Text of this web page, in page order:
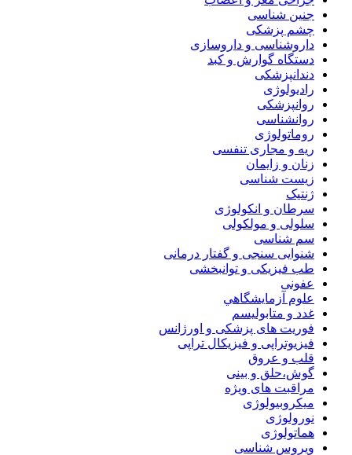
جنین شناسی
چشم پزشکی
داروشناسی و داروسازی
دستگاه گوارش و کبد
دندانپزشکی
رادیولوژی
روانپزشکی
روانشناسی
روماتولوژی
ریه و مجاری تنفسی
زنان و زایمان
زیست شناسی
ژنتیک
سرطان و انکولوژی
سلولی و مولکولی
سم شناسی
شنوایی سنجی و گفتار درمانی
طب فیزیکی و توانبخشی
عفونی
علوم آزمايشگاهي
غدد و متابولیسم
فوریت های پزشکی و اورژانس
فیزیوتراپی و فیزیکال تراپی
قلب و عروق
گوش،حلق و بینی
مراقبت های ویژه
میکروبیولوژی
نورولوژی
هماتولوژی
ویروس شناسی